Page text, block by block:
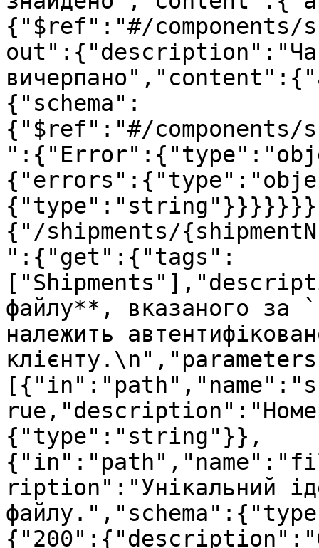
{"$ref":"#/components/
out":{"description":"Час
{"schema":
{"$ref":"#/components/
{"/shipments/
":{"get":{"tags":
файлу**, вказаного за
належить
{"type":"string"}},
ription":"Унікальний